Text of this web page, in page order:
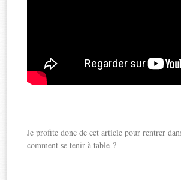
Je profite donc de cet article pour rentrer
comment se tenir à table ?